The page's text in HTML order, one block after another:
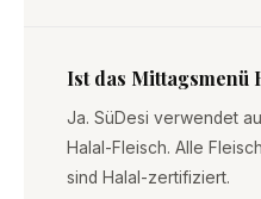
Ist das Mittagsmenü
Ja. SüDesi verwendet
Halal-Fleisch. Alle
sind Halal-zertifiziert.